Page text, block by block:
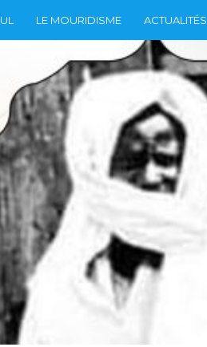
LE MOURIDISME ACTUALITÉS